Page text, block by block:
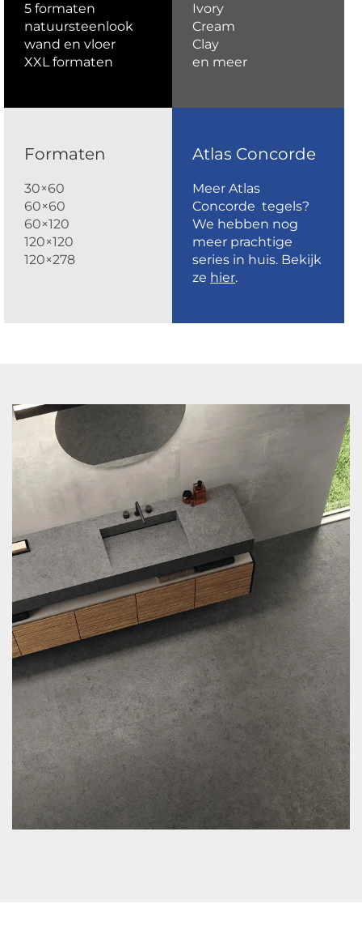
5 formaten
natuursteenlook
wand en vloer
XXL formaten
Ivory
Cream
Clay
en meer
Formaten
30×60
60×60
60×120
120×120
120×278
Atlas Concorde
Meer Atlas
Concorde tegels?
We hebben nog
meer prachtige
series in huis. Bekijk
ze hier.